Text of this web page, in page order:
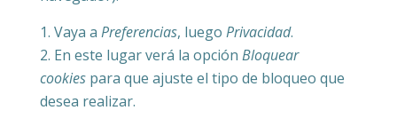
Vaya a Preferencias, luego Privacidad.
En este lugar verá la opción Bloquear
cookiespara que ajuste el tipo de bloqueo que
desea realizar.